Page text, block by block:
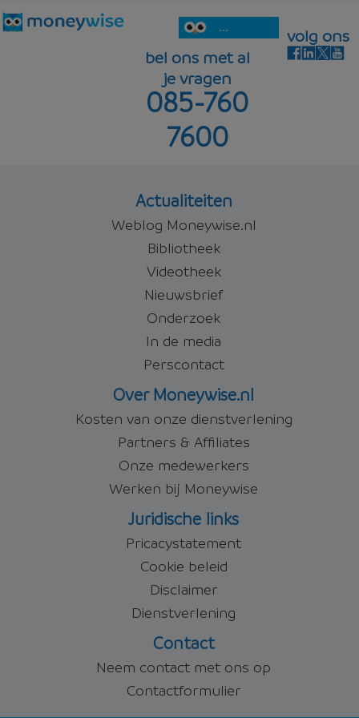
...
bel ons met al
je vragen
085-760
7600
volg ons
Actualiteiten
Weblog Moneywise.nl
Bibliotheek
Videotheek
Nieuwsbrief
Onderzoek
In de media
Perscontact
Over Moneywise.nl
Kosten van onze dienstverlening
Partners & Affiliates
Onze medewerkers
Werken bij Moneywise
Juridische links
Pricacystatement
Cookie beleid
Disclaimer
Dienstverlening
Contact
Neem contact met ons op
Contactformulier